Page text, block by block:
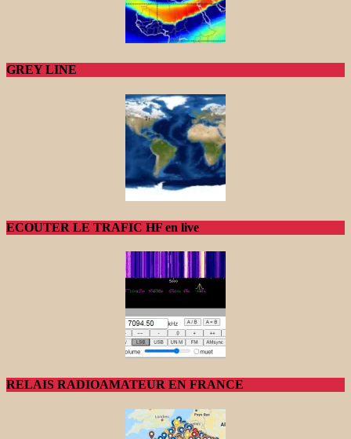
GREY LINE
ECOUTER LE TRAFIC HF en live
RELAIS RADIOAMATEUR EN FRANCE